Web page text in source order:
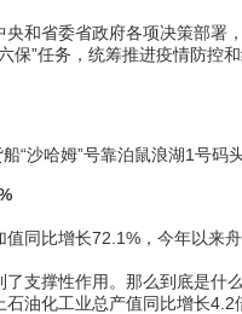
省委省政府各项决策部署
保”任务，统筹推进疫情防控
“沙哈姆”号靠泊鼠浪湖1号码
比增长72.1%，今年以来
撑性作用。那么到底是什
化工业总产值同比增长4.2